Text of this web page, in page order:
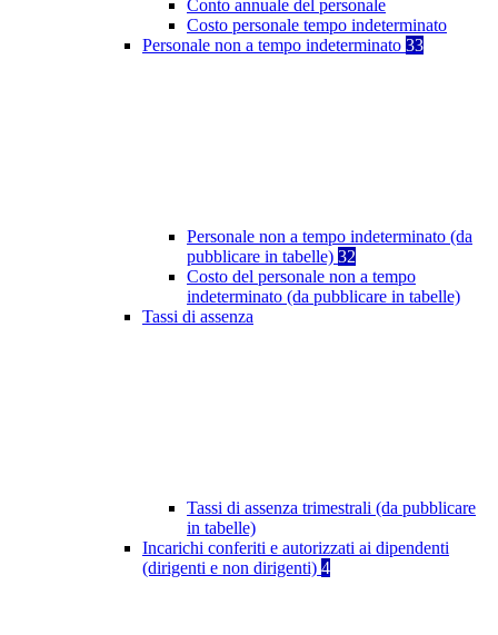
Conto annuale del personale
Costo personale tempo indeterminato
Personale non a tempo indeterminato 33
Personale non a tempo indeterminato (da
pubblicare in tabelle) 32
Costo del personale non a tempo
indeterminato (da pubblicare in tabelle)
Tassi di assenza
Tassi di assenza trimestrali (da pubblicare
in tabelle)
Incarichi conferiti e autorizzati ai dipendenti
(dirigenti e non dirigenti) 4